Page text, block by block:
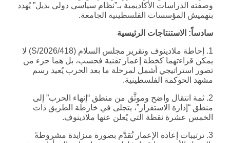
وصفته الدراسات الأكاديمية بـ”نظام سياسي دولي بديل” يُهدد
بتهميش المؤسسات الفلسطينية الجامعة.
سادساً: الاستنتاجات الرئيسية
1. إحاطة ملادينوف وتقرير مجلس السلام (S/2026/418) لا
يمكن قراءتهما كخطة إعمار تقنية فحسب، بل هما جزء من
تصور استراتيجي أشمل لمرحلة ما بعد الحرب يُعيد رسم
مشهد الحوكمة الفلسطينية.
2. ثمة انتقال واضح وموثَّق من منطق “إنهاء الحرب” إلى
منطق “إدارة الاستقرار”، يتجلى في خارطة الطريق ذات
الخمس عشرة نقطة التي يُعلن عنها ملادينوف.
3. ترتيبات إعادة الإعمار تُقدَّم بصورة متزايدة مشروطةً